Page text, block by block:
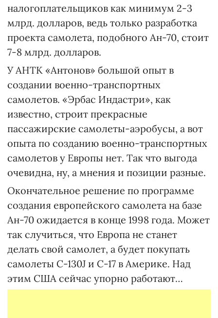
налогоплательщиков как минимум 2-3
млрд. долларов, ведь только разработка
проекта самолета, подобного Ан-70, стоит
7-8 млрд. долларов.
У АНТК «Антонов» большой опыт в
создании военно-транспортных
самолетов. «Эрбас Индастри», как
известно, строит прекрасные
пассажирские самолеты-аэробусы, а вот
опыта по созданию военно-транспортных
самолетов у Европы нет. Так что выгода
очевидна, ну, а мнения и позиции разные.
Окончательное решение по программе
создания европейского самолета на базе
Ан-70 ожидается в конце 1998 года. Может
так случиться, что Европа не станет
делать свой самолет, а будет покупать
самолеты С-130J и С-17 в Америке. Над
этим США сейчас упорно работают…